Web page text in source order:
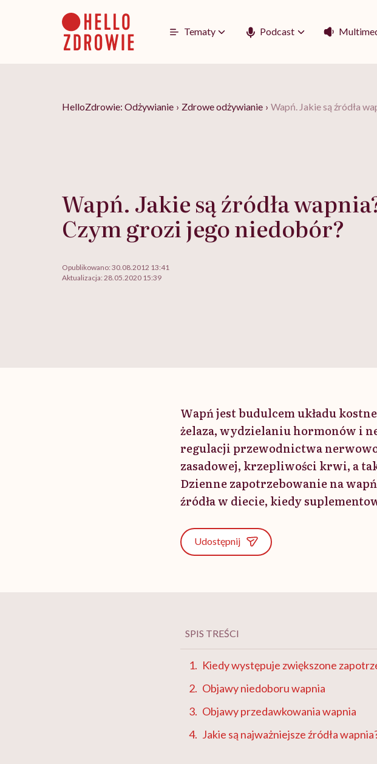
Tematy Podcast
HelloZdrowie: Odżywianie › Zdrowe odżywianie › Wapń. Jakie są źródła
Wapń. Jakie są źródła
Czym grozi jego niedobór?
Opublikowano: 30.08.2012 13:41
Aktualizacja: 28.05.2020 15:39
Wapń jest budulcem układu
żelaza, wydzielaniu hormonów i
regulacji przewodnictwa
zasadowej, krzepliwości krwi, a
Dzienne zapotrzebowanie na
źródła w diecie, kiedy
Udostępnij
SPIS TREŚCI
Kiedy występuje zwiększone
Objawy niedoboru wapnia
Objawy przedawkowania wapnia
Jakie są najważniejsze źródła